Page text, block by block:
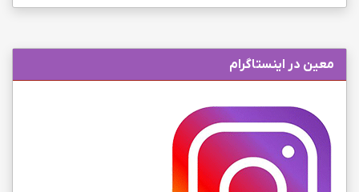
معین در اینستاگرام